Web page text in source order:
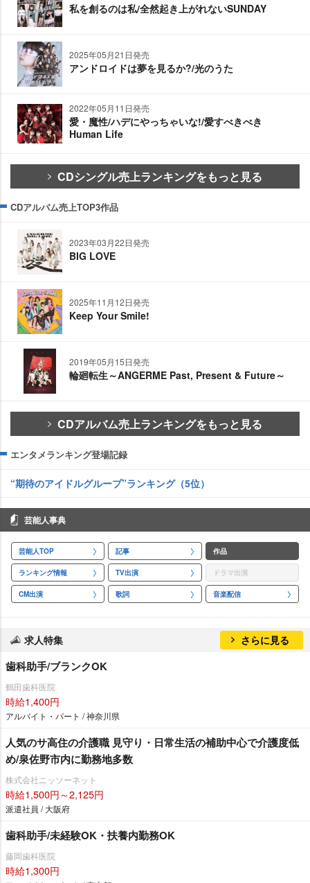
私を創るのは私/全然起き上がれないSUNDAY
2025年05月21日発売
アンドロイドは夢を見るか?/光のうた
2022年05月11日発売
愛・魔性/ハデにやっちゃいな!/愛すべきべき
Human Life
CDシングル売上ランキングをもっと見る
CDアルバム売上TOP3作品
2023年03月22日発売
BIG LOVE
2025年11月12日発売
Keep Your Smile!
2019年05月15日発売
輪廻転生～ANGERME Past, Present & Future～
CDアルバム売上ランキングをもっと見る
エンタメランキング登場記録
“期待のアイドルグループ”ランキング（5位）
芸能人事典
芸能人TOP 記事 作品
ランキング情報 TV出演 ドラマ出演
CM出演 歌詞 音楽配信
求人特集 さらに見る
歯科助手/ブランクOK
鶴田歯科医院
時給1,400円
アルバイト・パート / 神奈川県
人気のサ高住の介護職 見守り・日常生活の補助中心で介護度低
め/泉佐野市内に勤務地多数
株式会社ニッソーネット
時給1,500円～2,125円
派遣社員 / 大阪府
歯科助手/未経験OK・扶養内勤務OK
藤岡歯科医院
時給1,300円